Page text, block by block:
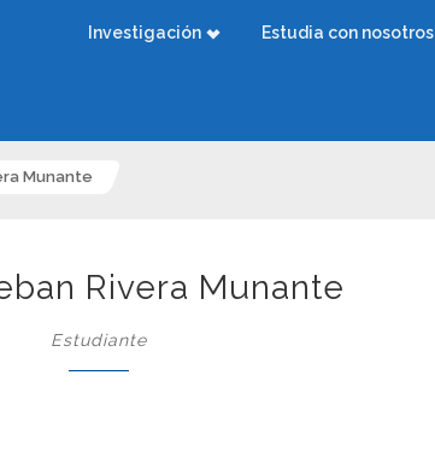
Investigación Estudia con nosotros
Munante
Rivera Munante
Estudiante